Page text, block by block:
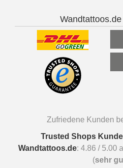
Zufriedene Kunden
Trusted Shops
Wandtattoos.de: 4.86 / 5.00
(sehr